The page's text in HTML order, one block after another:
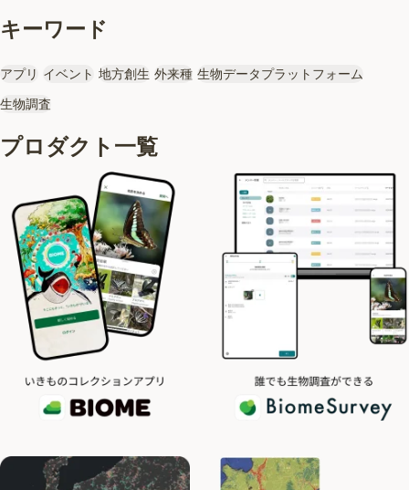
キーワード
アプリ イベント 地方創生 外来種 生物データプラットフォーム
生物調査
プロダクト一覧